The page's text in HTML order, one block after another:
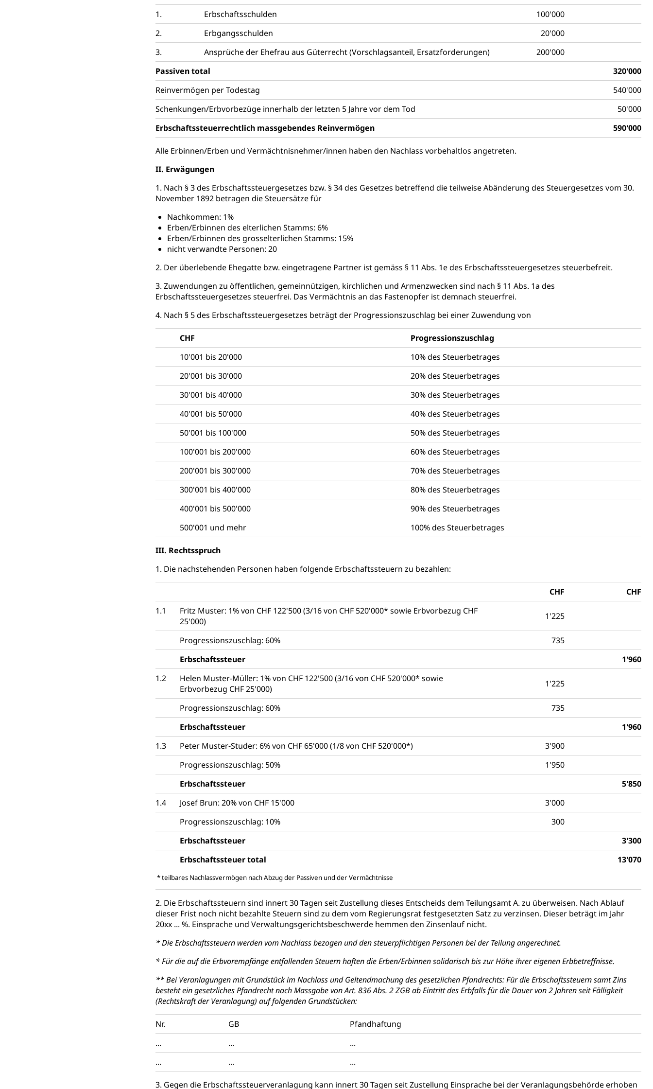
1.
Erbschaftsschulden
100'000
2.
Erbgangsschulden
20'000
3.
Ansprüche der Ehefrau aus Güterrecht (Vorschlagsanteil, Ersatzforderungen)
200'000
Passiven total
320'000
Reinvermögen per Todestag
540'000
Schenkungen/Erbvorbezüge innerhalb der letzten 5 Jahre vor dem Tod
50'000
Erbschaftssteuerrechtlich massgebendes Reinvermögen
590'000
Alle Erbinnen/Erben und Vermächtnisnehmer/innen haben den Nachlass vorbehaltlos angetreten.
II. Erwägungen
1. Nach § 3 des Erbschaftssteuergesetzes bzw. § 34 des Gesetzes betreffend die teilweise Abänderung des Steuergesetzes vom 30.
November 1892 betragen die Steuersätze für
Nachkommen: 1%
Erben/Erbinnen des elterlichen Stamms: 6%
Erben/Erbinnen des grosselterlichen Stamms: 15%
nicht verwandte Personen: 20
2. Der überlebende Ehegatte bzw. eingetragene Partner ist gemäss § 11 Abs. 1e des Erbschaftssteuergesetzes steuerbefreit.
3. Zuwendungen zu öffentlichen, gemeinnützigen, kirchlichen und Armenzwecken sind nach § 11 Abs. 1a des
Erbschaftssteuergesetzes steuerfrei. Das Vermächtnis an das Fastenopfer ist demnach steuerfrei.
4. Nach § 5 des Erbschaftssteuergesetzes beträgt der Progressionszuschlag bei einer Zuwendung von
CHF
Progressionszuschlag
10'001 bis 20'000
10% des Steuerbetrages
20'001 bis 30'000
20% des Steuerbetrages
30'001 bis 40'000
30% des Steuerbetrages
40'001 bis 50'000
40% des Steuerbetrages
50'001 bis 100'000
50% des Steuerbetrages
100'001 bis 200'000
60% des Steuerbetrages
200'001 bis 300'000
70% des Steuerbetrages
300'001 bis 400'000
80% des Steuerbetrages
400'001 bis 500'000
90% des Steuerbetrages
500'001 und mehr
100% des Steuerbetrages
III. Rechtsspruch
1. Die nachstehenden Personen haben folgende Erbschaftssteuern zu bezahlen:
CHF
CHF
1.1
Fritz Muster: 1% von CHF 122'500 (3/16 von CHF 520'000* sowie Erbvorbezug CHF
25'000)
1'225
Progressionszuschlag: 60%
735
Erbschaftssteuer
1'960
1.2
Helen Muster-Müller: 1% von CHF 122'500 (3/16 von CHF 520'000* sowie
Erbvorbezug CHF 25'000)
1'225
Progressionszuschlag: 60%
735
Erbschaftssteuer
1'960
1.3
Peter Muster-Studer: 6% von CHF 65'000 (1/8 von CHF 520'000*)
3'900
Progressionszuschlag: 50%
1'950
Erbschaftssteuer
5'850
1.4
Josef Brun: 20% von CHF 15'000
3'000
Progressionszuschlag: 10%
300
Erbschaftssteuer
3'300
Erbschaftssteuer total
13'070
* teilbares Nachlassvermögen nach Abzug der Passiven und der Vermächtnisse
2. Die Erbschaftssteuern sind innert 30 Tagen seit Zustellung dieses Entscheids dem Teilungsamt A. zu überweisen. Nach Ablauf
dieser Frist noch nicht bezahlte Steuern sind zu dem vom Regierungsrat festgesetzten Satz zu verzinsen. Dieser beträgt im Jahr
20xx ... %. Einsprache und Verwaltungsgerichtsbeschwerde hemmen den Zinsenlauf nicht.
* Die Erbschaftssteuern werden vom Nachlass bezogen und den steuerpflichtigen Personen bei der Teilung angerechnet.
* Für die auf die Erbvorempfänge entfallenden Steuern haften die Erben/Erbinnen solidarisch bis zur Höhe ihrer eigenen Erbbetreffnisse.
** Bei Veranlagungen mit Grundstück im Nachlass und Geltendmachung des gesetzlichen Pfandrechts: Für die Erbschaftssteuern samt Zins
besteht ein gesetzliches Pfandrecht nach Massgabe von Art. 836 Abs. 2 ZGB ab Eintritt des Erbfalls für die Dauer von 2 Jahren seit Fälligkeit
(Rechtskraft der Veranlagung) auf folgenden Grundstücken:
Nr. GB
Pfandhaftung
...
...
...
...
... ...
3. Gegen die Erbschaftssteuerveranlagung kann innert 30 Tagen seit Zustellung Einsprache bei der Veranlagungsbehörde erhoben
Anlaufstelle Schutz vor Diskriminierung (fabia) Schutz vor Diskriminierung
Strafregister und Strafverfahren
Strafrecht, Strafrechtspflege, Gerichtsverfahren, Strafregistereintrag, Strafregisterauszug, Kriminalität
Strafverfahren Staatsanwaltschaft Strafregisterauszug bestellen (EJPD)
Vormundschaft
Vormund, Amtsvormund, Mündel, Vormundschaftsbehörde, Kindesschutz, Jugendschutz
Kindes- und Erwachsenenschutz KESB
Umwelt und Bauen
Abfall
Abfallentsorgung, Kehrichtabfuhr, Müllabfuhr
Abfall und Entsorgung
Bodenschutz, Landschaftsschutz, Gewässerschutz, Naturschutz, Umweltschutz
Natur (Dienststelle Landwirtschaft und Wald)
Chemie und Gifte
Giftabfälle, Giftmüll, Schadstoffe, Giftstoffe, Störfall
Sonderabfälle und Gifte (Umweltberatung Luzern)
Eigentum
Liegenschaft, Immobilie, Grundstück
ÖREB-Kataster Grundeigentümerabfrage
Energie
fossile Energie, erneuerbare Energie, Biomasse
Energiefachstellenkonferenz Zentralschweiz
Grundbuch
Grundbucheintrag, Grundbuchamt, Grundeigentum, Grundstück
Grundbuch Grundbuchplan mit Eigentümerabfrage (Geoportal)
Luft und Klima
Luftreinhaltung, Luftverschmutzung, Klimaschutz, Klimaveränderung, Treibhauseffekt
Atmosphäre, Luft, Klima (Geoportal)
Raumplanung
Raumplan, Nutzungsplan
Raumdatenpool Richtplanung Kanton Luzern (ARE) Raum und Wirtschaft rawi